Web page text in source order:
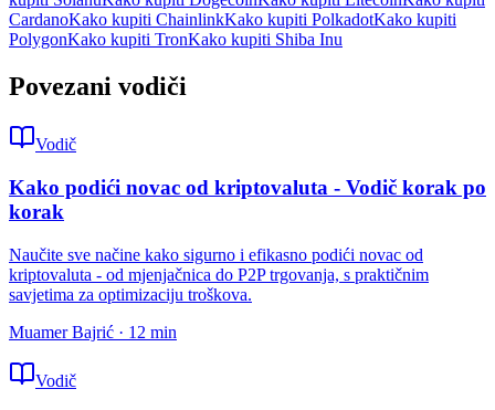
CardanoKako kupiti ChainlinkKako kupiti PolkadotKako kupiti
PolygonKako kupiti TronKako kupiti Shiba Inu
Povezani vodiči
Vodič
Kako podići novac od kriptovaluta - Vodič korak po
korak
Naučite sve načine kako sigurno i efikasno podići novac od
kriptovaluta - od mjenjačnica do P2P trgovanja, s praktičnim
savjetima za optimizaciju troškova.
Muamer Bajrić · 12 min
Vodič